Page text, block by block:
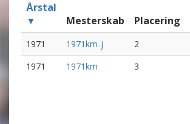
Årstal
▼
Mesterskab Placering
1971 1971km-j 2
1971
1971km 3